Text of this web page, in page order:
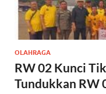
OLAHRAGA
RW 02 Kunci
Tundukkan RW